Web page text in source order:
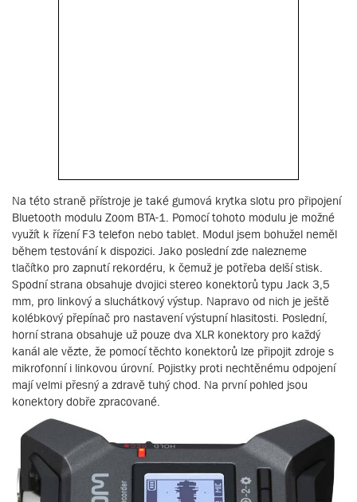
Na této straně přístroje je také gumová krytka slotu pro připojení
Bluetooth modulu Zoom BTA-1. Pomocí tohoto modulu je možné
využít k řízení F3 telefon nebo tablet. Modul jsem bohužel neměl
během testování k dispozici. Jako poslední zde nalezneme
tlačítko pro zapnutí rekordéru, k čemuž je potřeba delší stisk.
Spodní strana obsahuje dvojici stereo konektorů typu Jack 3,5
mm, pro linkový a sluchátkový výstup. Napravo od nich je ještě
kolébkový přepínač pro nastavení výstupní hlasitosti. Poslední,
horní strana obsahuje už pouze dva XLR konektory pro každý
kanál ale vězte, že pomocí těchto konektorů lze připojit zdroje s
mikrofonní i linkovou úrovní. Pojistky proti nechtěnému odpojení
mají velmi přesný a zdravě tuhý chod. Na první pohled jsou
konektory dobře zpracované.